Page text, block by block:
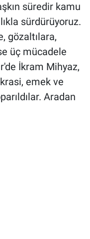
süredir kamu
sürdürüyoruz.
gözaltılara,
üç mücadele
İkram Mihyaz,
emek ve
Aradan